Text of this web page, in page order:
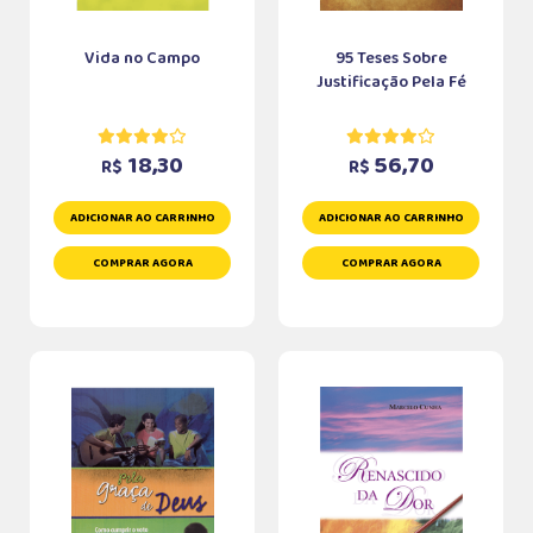
Vida no Campo
R$ 18,30
ADICIONAR AO CARRINHO
COMPRAR AGORA
95 Teses Sobre
Justificação Pela Fé
R$ 56,70
ADICIONAR AO CARRINHO
COMPRAR AGORA